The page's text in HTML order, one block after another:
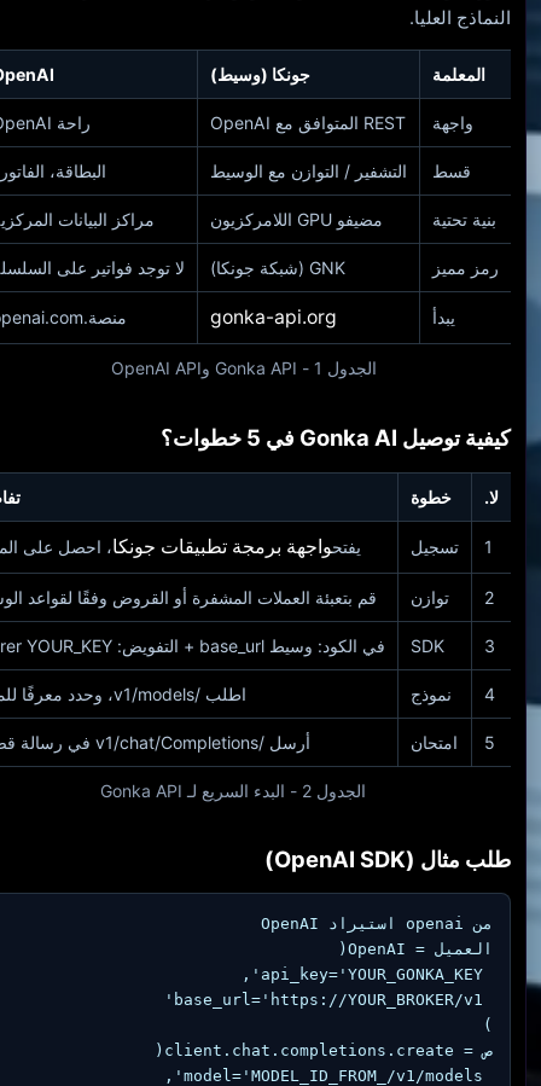
النماذج العليا.
الجدول 1 - Gonka API وOpenAI API
المعلمة جونكا (وسيط)
واجهة REST المتوافق مع OpenAI راحة OpenAI
قسط التشفير / التوازن مع الوسيط البطاقة،
بنية تحتية مضيفو GPU اللامركزيون مراكز البيانات
رمز مميز GNK (شبكة جونكا) لا توجد فواتير على
يبدأ gonka-api.org منصة.openai.com
كيفية توصيل Gonka AI في 5 خطوات؟
الجدول 2 - البدء السريع لـ Gonka API
لا. خطوة
1 تسجيل يفتحواجهة برمجة تطبيقات جونكا، احصل على
2 توازن قم بتعبئة العملات المشفرة أو القروض وفقًا لقواعد
3
SDK في الكود: وسيط base_url + التفويض: Bearer YOUR_KEY
4 نموذج اطلب /v1/models، وحدد معرفًا للمهمة
5 امتحان أرسل /v1/chat/Completions في رسالة قصيرة
طلب مثال (OpenAI SDK)